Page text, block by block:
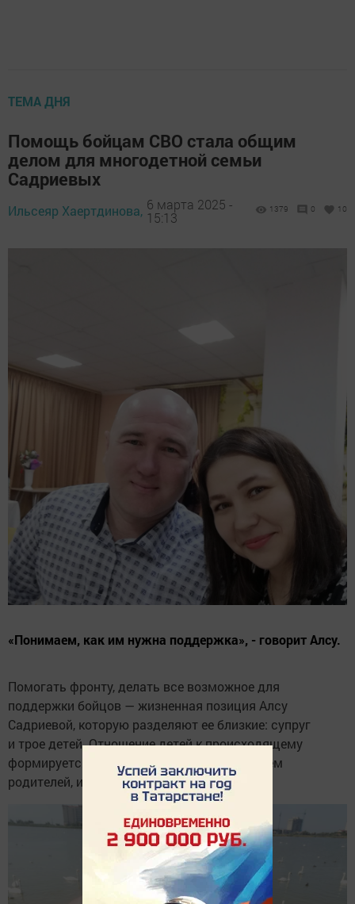
ТЕМА ДНЯ
Помощь бойцам СВО стала общим
делом для многодетной семьи
Садриевых
Ильсеяр Хаертдинова, 6 марта 2025 -
15:13
1379 0 10
«Понимаем, как им нужна поддержка», - говорит Алсу.
Помогать фронту, делать все возможное для
поддержки бойцов — жизненная позиция Алсу
Садриевой, которую разделяют ее близкие: супруг
и трое детей. Отношение детей к происходящему
формируется здесь и сейчас — под влиянием
родителей, их поступков.